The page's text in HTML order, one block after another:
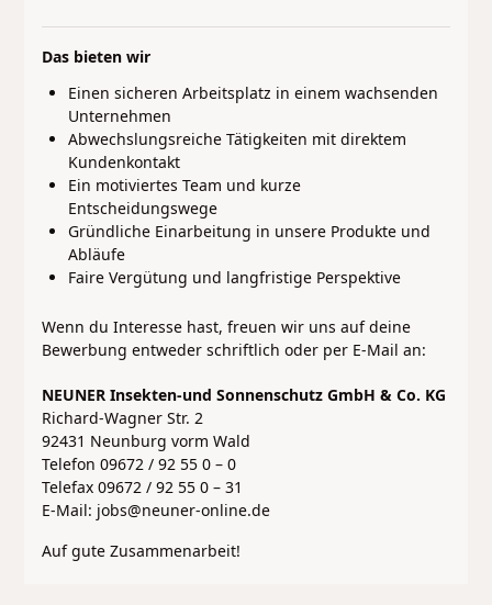
Das bieten wir
Einen sicheren Arbeitsplatz in einem wachsenden
Unternehmen
Abwechslungsreiche Tätigkeiten mit direktem
Kundenkontakt
Ein motiviertes Team und kurze
Entscheidungswege
Gründliche Einarbeitung in unsere Produkte und
Abläufe
Faire Vergütung und langfristige Perspektive
Wenn du Interesse hast, freuen wir uns auf deine
Bewerbung entweder schriftlich oder per E-Mail an:
NEUNER Insekten-und Sonnenschutz GmbH & Co. KG
Richard-Wagner Str. 2
92431 Neunburg vorm Wald
Telefon 09672 / 92 55 0 – 0
Telefax 09672 / 92 55 0 – 31
E-Mail: jobs@neuner-online.de
Auf gute Zusammenarbeit!